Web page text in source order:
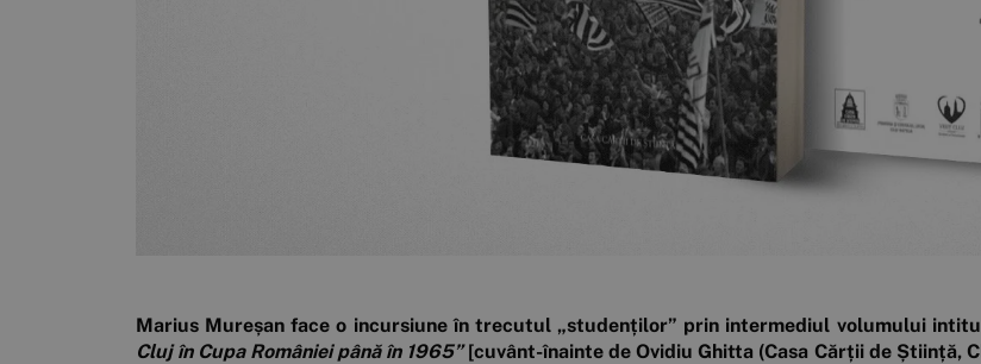
Marius Mureșan face o incursiune în trecutul „studenților” prin intermediul volumului
Cluj în Cupa României până în 1965”[cuvânt-înainte de Ovidiu Ghitta (Casa Cărții de Știință,